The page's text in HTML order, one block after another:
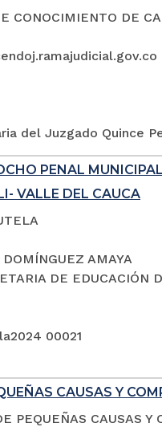
CONOCIMIENTO DE
del Juzgado Quince
PENAL
VALLE DEL CAUCA
AMAYA
DE EDUCACIÓN
00021
CAUSAS Y
PEQUEÑAS CAUSAS Y